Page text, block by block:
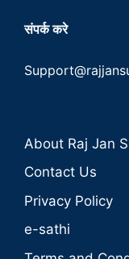
संपर्क करे
About Raj Jan
Contact Us
Privacy Policy
e-sathi